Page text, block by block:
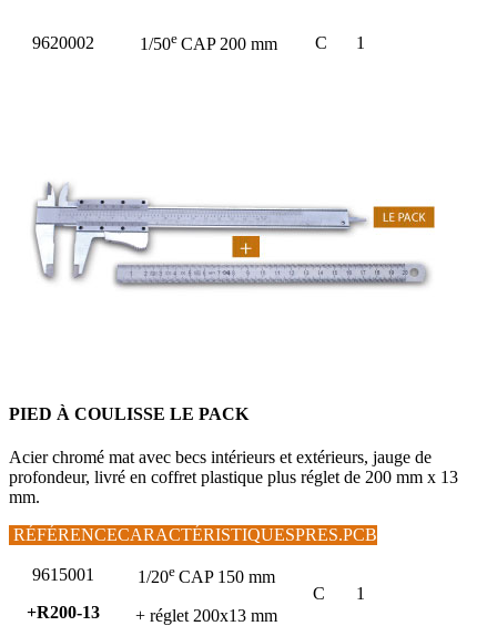
9620002 1/50e CAP 200 mm C 1
PIED À COULISSE LE PACK
Acier chromé mat avec becs intérieurs et extérieurs, jauge de
profondeur, livré en coffret plastique plus réglet de 200 mm x 13
mm.
RÉFÉRENCECARACTÉRISTIQUESPRES.PCB
9615001
+R200-13
1/20e CAP 150 mm
+ réglet 200x13 mm
C 1